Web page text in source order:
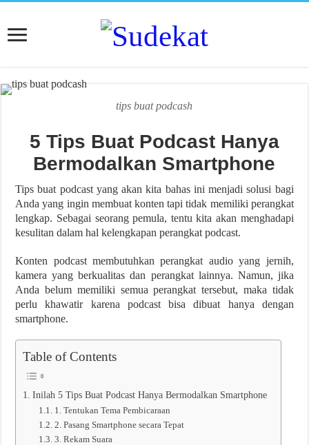
tips buat podcash
5 Tips Buat Podcast Hanya
Bermodalkan Smartphone
Tips buat podcast yang akan kita bahas ini menjadi solusi bagi
Anda yang ingin membuat konten tapi tidak memiliki perangkat
lengkap. Sebagai seorang pemula, tentu kita akan menghadapi
kesulitan dalam hal kelengkapan perangkat podcast.
Konten podcast membutuhkan perangkat audio yang jernih,
kamera yang berkualitas dan perangkat lainnya. Namun, jika
Anda belum memiliki semua perangkat tersebut, maka tidak
perlu khawatir karena podcast bisa dibuat hanya dengan
smartphone.
Table of Contents
Inilah 5 Tips Buat Podcast Hanya Bermodalkan Smartphone
1. Tentukan Tema Pembicaraan
2. Pasang Smartphone secara Tepat
3. Rekam Suara